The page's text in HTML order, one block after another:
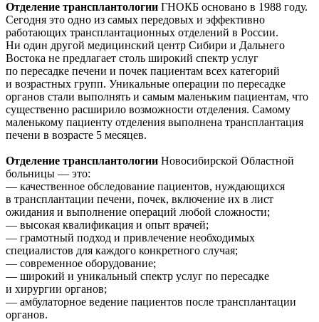
Отделение трансплантологии ГНОКБ основано в 1988 году.
Сегодня это одно из самых передовых и эффективно
работающих трансплантационных отделений в России.
Ни один другой медицинский центр Сибири и Дальнего
Востока не предлагает столь широкий спектр услуг
по пересадке печени и почек пациентам всех категорий
и возрастных групп. Уникальные операции по пересадке
органов стали выполнять и самым маленьким пациентам, что
существенно расширило возможности отделения. Самому
маленькому пациенту отделения выполнена трансплантация
печени в возрасте 5 месяцев.
Отделение трансплантологии Новосибирской Областной
больницы — это:
— качественное обследование пациентов, нуждающихся
в трансплантации печени, почек, включение их в лист
ожидания и выполнение операций любой сложности;
— высокая квалификация и опыт врачей;
— грамотный подход и привлечение необходимых
специалистов для каждого конкретного случая;
— современное оборудование;
— широкий и уникальный спектр услуг по пересадке
и хирургии органов;
— амбулаторное ведение пациентов после трансплантации
органов.